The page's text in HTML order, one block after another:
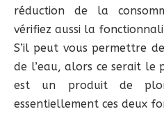
réduction de la
vérifiez aussi la
S’il peut vous permettre
de l’eau, alors ce serait le
est un produit de
essentiellement ces deux